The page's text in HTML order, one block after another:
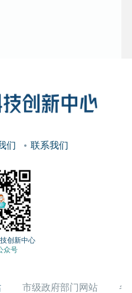
们 联系我们
创新中心
众号
市级政府部门网站 各